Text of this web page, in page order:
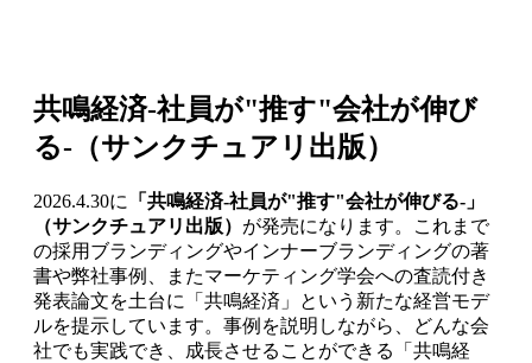
共鳴経済-社員が"推す"会社が伸び
る-（サンクチュアリ出版）
2026.4.30に
「共鳴経済-社員が"推す"会社が伸びる-」
（サンクチュアリ出版） が発売になります。これまで
の採用ブランディングやインナーブランディングの著
書や弊社事例、またマーケティング学会への査読付き
発表論文を土台に「共鳴経済」という新たな経営モデ
ルを提示しています。事例を説明しながら、どんな会
社でも実践でき、成長させることができる「共鳴経